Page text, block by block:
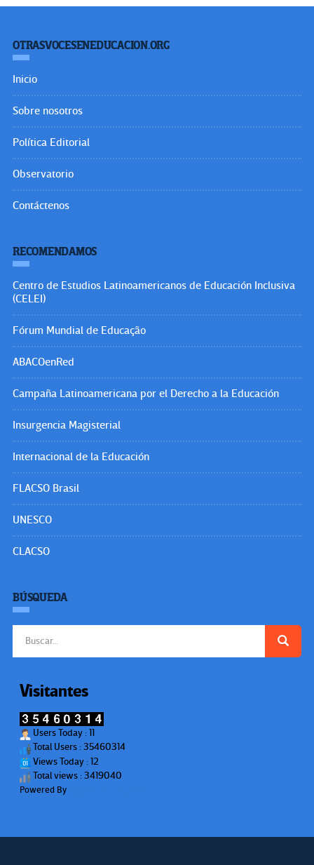
OTRASVOCESENEDUCACION.ORG
Inicio
Sobre nosotros
Política Editorial
Observatorio
Contáctenos
RECOMENDAMOS
Centro de Estudios Latinoamericanos de Educación Inclusiva
(CELEI)
Fórum Mundial de Educação
ABACOenRed
Campaña Latinoamericana por el Derecho a la Educación
Insurgencia Magisterial
Internacional de la Educación
FLACSO Brasil
UNESCO
CLACSO
BÚSQUEDA
Visitantes
Users Today : 11
Total Users : 35460314
Views Today : 12
Total views : 3419040
Powered By